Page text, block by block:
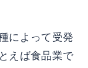
によって受発
えば食品業で